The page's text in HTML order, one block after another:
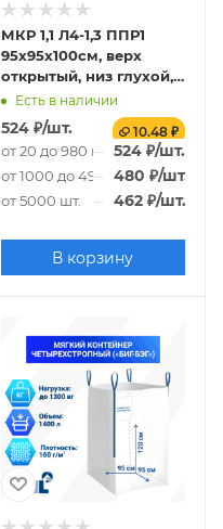
МКР 1,1 Л4-1,3 ППР1
95х95х100см, верх
открытый, низ глухой,
160г/м2
Есть в наличии
524₽/шт. 10.48 ₽
от 20 до 980 шт. 524 ₽/шт.
от 1000 до 4980 шт.
480 ₽/шт.
от 5000 шт. 462₽/шт.
В корзину